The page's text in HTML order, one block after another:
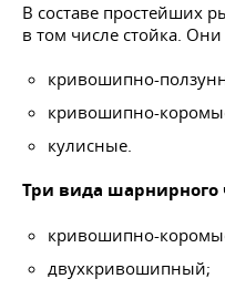
В составе простейших
в том числе стойка.
кривошипно-
кривошипно-
кулисные.
Три вида шарнирного
кривошипно-
двухкривошипный;